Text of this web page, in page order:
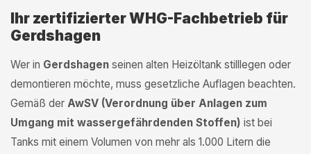
Ihr zertifizierter WHG-Fachbetrieb für
Gerdshagen
Wer in Gerdshagen seinen alten Heizöltank stilllegen oder
demontieren möchte, muss gesetzliche Auflagen beachten.
Gemäß der AwSV (Verordnung über Anlagen zum
Umgang mit wassergefährdenden Stoffen) ist bei
Tanks mit einem Volumen von mehr als 1.000 Litern die